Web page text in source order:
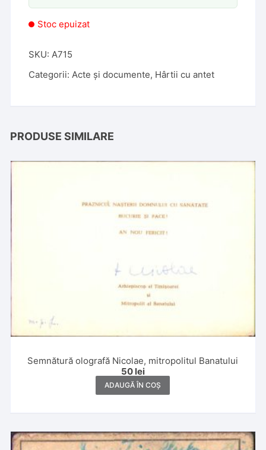
Stoc epuizat
SKU:A715
Categorii:Acte și documente, Hârtii cu antet
PRODUSE SIMILARE
Semnătură olografă Nicolae, mitropolitul Banatului
50 lei
ADAUGĂ ÎN COȘ